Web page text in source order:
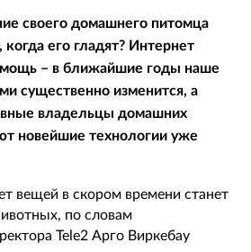
своего домашнего питомца
его гладят? Интернет
– в ближайшие годы наше
существенно изменится, а
владельцы домашних
новейшие технологии уже
вещей в скором времени станет
по словам
Tele2 Арго Виркебау